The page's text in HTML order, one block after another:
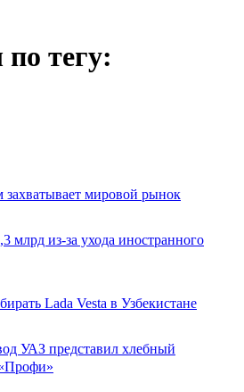
тегу:
захватывает мировой рынок
млрд из-за ухода иностранного
Lada Vesta в Узбекистане
УАЗ представил хлебный